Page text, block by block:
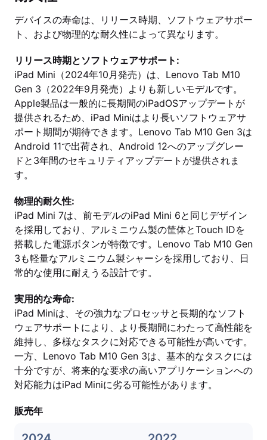
デバイスの寿命は、リリース時期、ソフトウェアサポー
ト、および物理的な耐久性によって異なります。
リリース時期とソフトウェアサポート:
iPad Mini（2024年10月発売）は、Lenovo Tab M10
Gen 3（2022年9月発売）よりも新しいモデルです。
Apple製品は一般的に長期間のiPadOSアップデートが
提供されるため、iPad Miniはより長いソフトウェアサ
ポート期間が期待できます。Lenovo Tab M10 Gen 3は
Android 11で出荷され、Android 12へのアップグレー
ドと3年間のセキュリティアップデートが提供されま
す。
物理的耐久性:
iPad Mini 7は、前モデルのiPad Mini 6と同じデザイン
を採用しており、アルミニウム製の筐体とTouch IDを
搭載した電源ボタンが特徴です。Lenovo Tab M10 Gen
3も軽量なアルミニウム製シャーシを採用しており、日
常的な使用に耐えうる設計です。
実用的な寿命:
iPad Miniは、その強力なプロセッサと長期的なソフト
ウェアサポートにより、より長期間にわたって高性能を
維持し、多様なタスクに対応できる可能性が高いです。
一方、Lenovo Tab M10 Gen 3は、基本的なタスクには
十分ですが、将来的な要求の高いアプリケーションへの
対応能力はiPad Miniに劣る可能性があります。
販売年